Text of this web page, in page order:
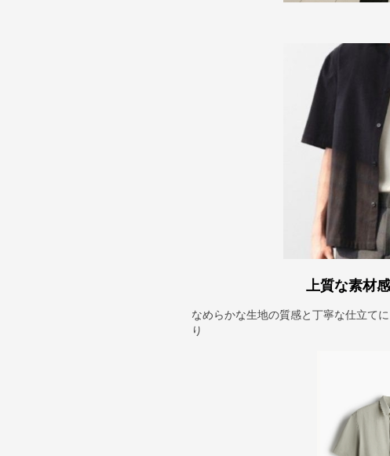
上質な素材
なめらかな生地の質感と丁寧な仕立て
り